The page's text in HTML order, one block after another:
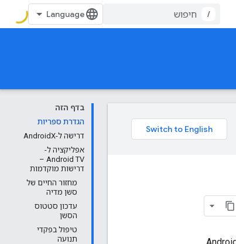
/
בדף הזה
הגדרת ספריות
דרישה ל-AndroidX
אפליקציה ל-
Android TV –
דרישות מוקדמות
מחזור החיים של
סשן מדיה
עדכון סטטוס
הסשן
טיפול בפקדי
תנועה